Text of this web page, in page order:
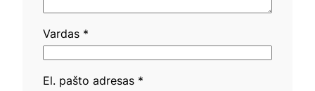
Vardas *
El. pašto adresas *